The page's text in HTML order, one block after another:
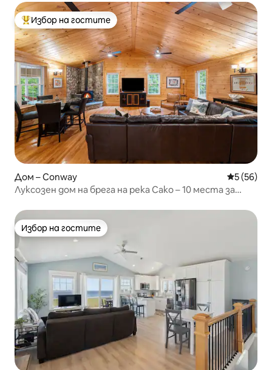
Най-популярен избор на гостите
Избор на гостите
Дом – Conway Средна
5 (56)
Луксозен дом на брега на река Сако – 10 места за
Избор на гостите
Избор на гостите